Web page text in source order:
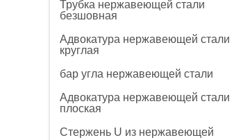
Трубка нержавеющей стали
безшовная
Адвокатура нержавеющей стали
круглая
бар угла нержавеющей стали
Адвокатура нержавеющей стали
плоская
Стержень U из нержавеющей